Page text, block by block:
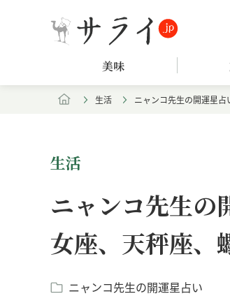
美味
生活 ニャンコ先生の開運星占
生活
ニャンコ先生の
女座、天秤座、
ニャンコ先生の開運星占い